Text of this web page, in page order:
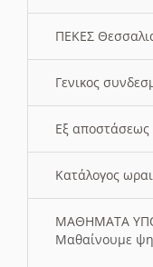
ΠΕΚΕΣ
Γενικος
Εξ αποστάσεως
Κατάλογος
ΜΑΘΗΜΑΤΑ
Μαθαίνουμε